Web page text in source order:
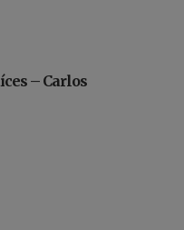
– Carlos